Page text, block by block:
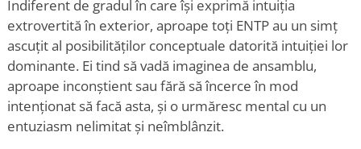
Indiferent de gradul în care își exprimă intuiția
extrovertită în exterior, aproape toți ENTP au un simț
ascuțit al posibilităților conceptuale datorită intuiției lor
dominante. Ei tind să vadă imaginea de ansamblu,
aproape inconștient sau fără să încerce în mod
intenționat să facă asta, și o urmăresc mental cu un
entuziasm nelimitat și neîmblânzit.